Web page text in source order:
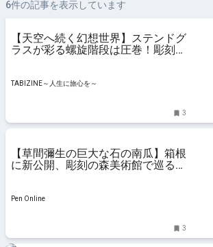
6件の記事を表示しています
【天空へ続く幻想世界】ステンドグ
ラスが彩る螺旋階段は圧巻！彫刻の
TABIZINE～人生に旅心を～
3
【草間彌生の巨大な石の南瓜】箱根
に新公開、彫刻の森美術館で巡る初
Pen Online
3